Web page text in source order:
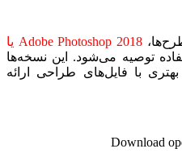
Adobe Photoshop 2018 یا
توصیه می‌شود. این نسخه‌ها
با فایل‌های طراحی ارائه
Download